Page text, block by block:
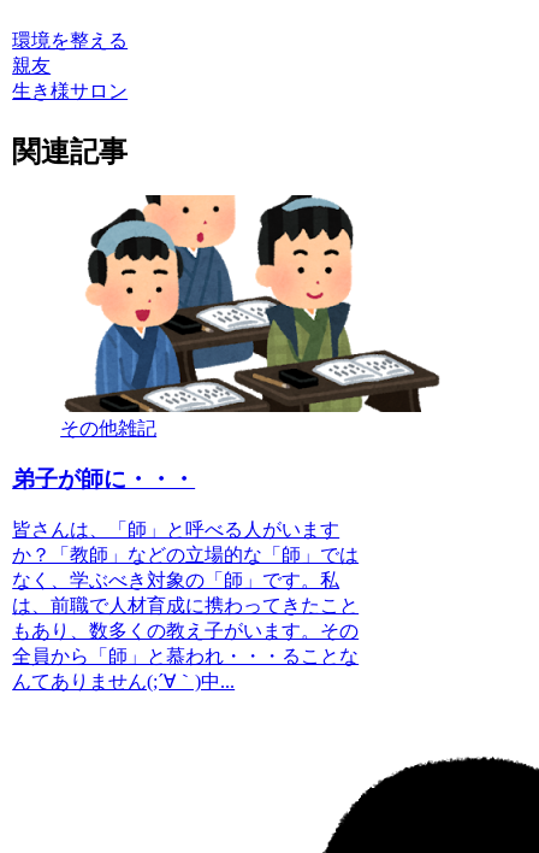
環境を整える
親友
生き様サロン
関連記事
その他雑記
弟子が師に・・・
皆さんは、「師」と呼べる人がいます
か？「教師」などの立場的な「師」では
なく、学ぶべき対象の「師」です。私
は、前職で人材育成に携わってきたこと
もあり、数多くの教え子がいます。その
全員から「師」と慕われ・・・ることな
んてありません(;´∀｀)中...